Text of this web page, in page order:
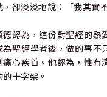
，卻淡淡地說：「我其實
德認為，這份對聖經的熱
為聖經學者後，做的事不
痛心疾首。他認為，惟有
的十字架。